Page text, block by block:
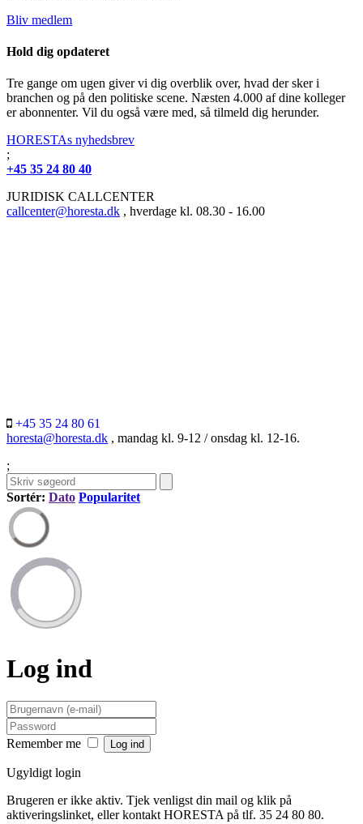
Bliv medlem
Hold dig opdateret
Tre gange om ugen giver vi dig overblik over, hvad der sker i
branchen og på den politiske scene. Næsten 4.000 af dine kolleger
er abonnenter. Vil du også være med, så tilmeld dig herunder.
HORESTAs nyhedsbrev
;
+45 35 24 80 40
JURIDISK CALLCENTER
callcenter@horesta.dk , hverdage kl. 08.30 - 16.00
+45 35 24 80 61
horesta@horesta.dk , mandag kl. 9-12 / onsdag kl. 12-16.
;
Sortér: Dato Popularitet
Log ind
Remember me
Ugyldigt login
Brugeren er ikke aktiv. Tjek venligst din mail og klik på
aktiveringslinket, eller kontakt HORESTA på tlf. 35 24 80 80.